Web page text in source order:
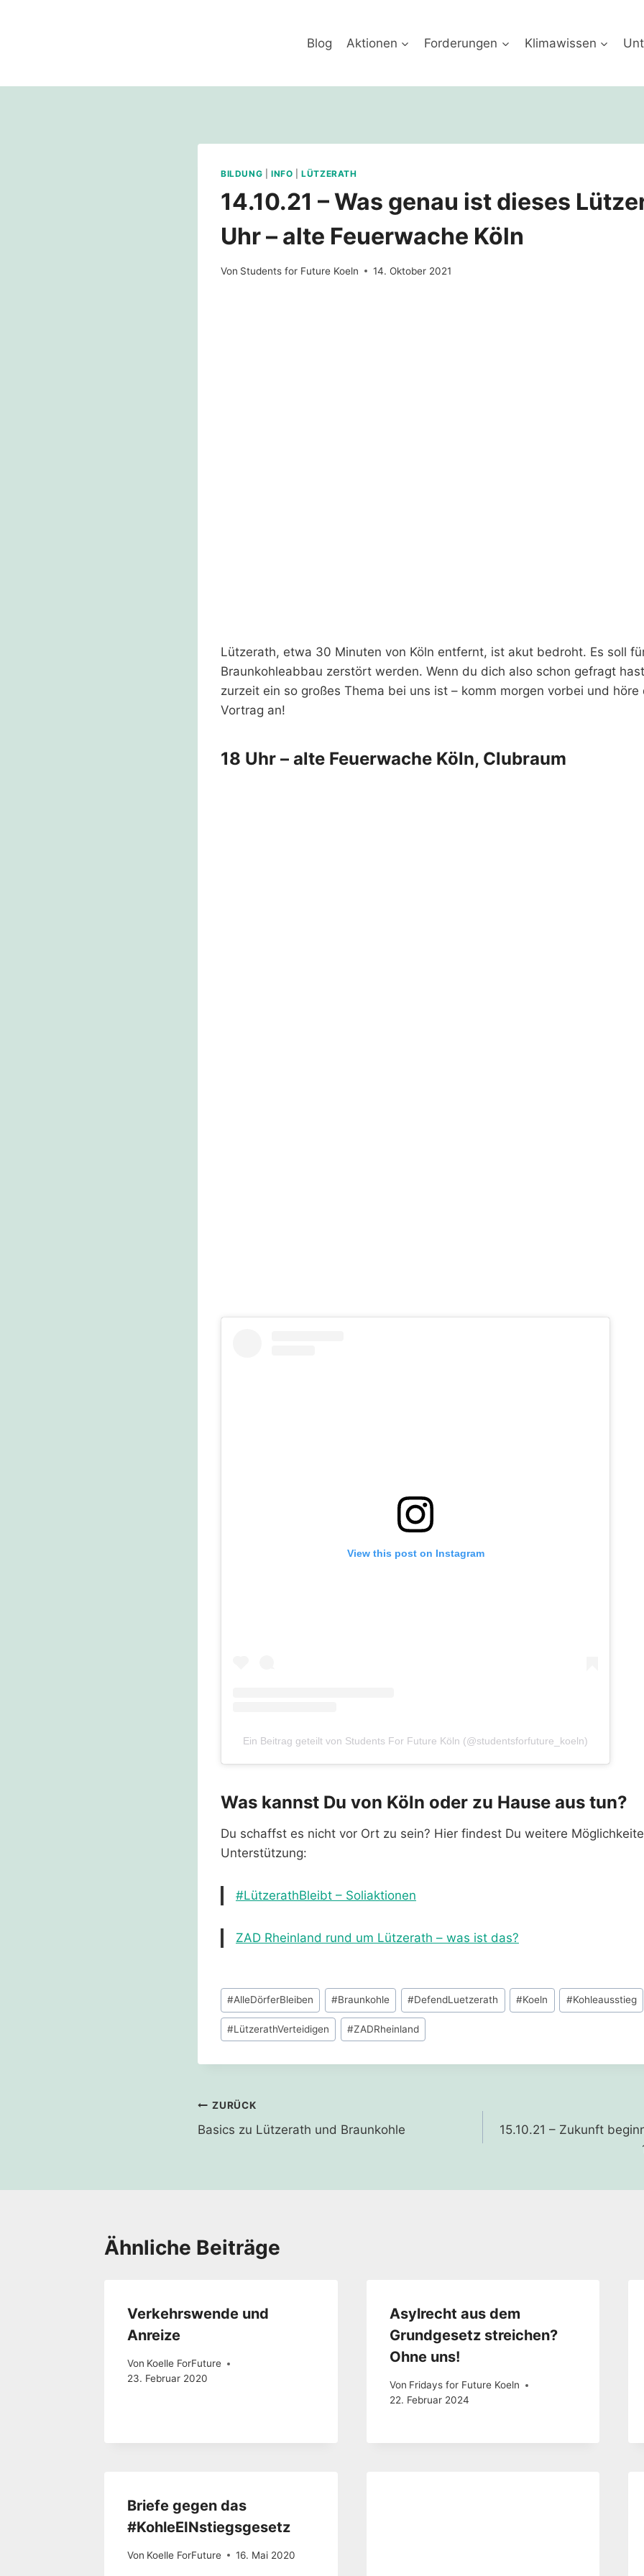
Blog Aktionen Forderungen Klimawissen
BILDUNG INFO |LÜTZERATH
14.10.21 – Was genau ist dieses
Uhr – alte Feuerwache Köln
Von Students for Future Koeln 14. Oktober 2021
Lützerath, etwa 30 Minuten von Köln entfernt, ist akut bedroht. Es soll
Braunkohleabbau zerstört werden. Wenn du dich also schon gefragt
zurzeit ein so großes Thema bei uns ist – komm morgen vorbei und höre
Vortrag an!
18 Uhr – alte Feuerwache Köln, Clubraum
View this post on Instagram
Ein Beitrag geteilt von Students For Future Köln (@studentsforfuture_koeln)
Was kannst Du von Köln oder zu Hause aus tun?
Du schaffst es nicht vor Ort zu sein? Hier findest Du weitere
Unterstützung:
#LützerathBleibt – Soliaktionen
ZAD Rheinland rund um Lützerath – was ist das?
Schlagworte:
#AlleDörferBleiben #Braunkohle #DefendLuetzerath #Koeln #Kohleausstieg
#LützerathVerteidigen #ZADRheinland
Beitragsnavigation
ZURÜCK
Basics zu Lützerath und Braunkohle
15.10.21 – Zukunft
Ähnliche Beiträge
Verkehrswende und
Anreize
Von Koelle ForFuture
23. Februar 2020
Asylrecht aus dem
Grundgesetz streichen?
Ohne uns!
Von Fridays for Future Koeln
22. Februar 2024
Briefe gegen das
#KohleEINstiegsgesetz
Von Koelle ForFuture 16. Mai 2020